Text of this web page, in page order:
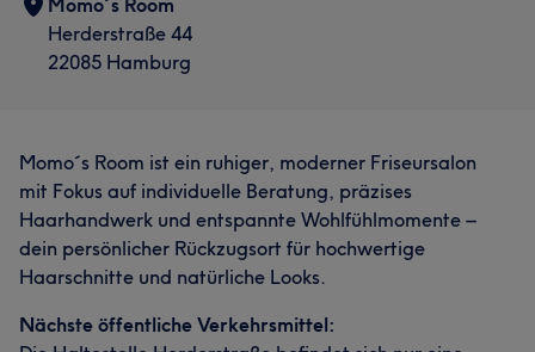
Momo´s Room
Herderstraße 44
22085 Hamburg
Momo´s Room ist ein ruhiger, moderner Friseursalon
mit Fokus auf individuelle Beratung, präzises
Haarhandwerk und entspannte Wohlfühlmomente –
dein persönlicher Rückzugsort für hochwertige
Haarschnitte und natürliche Looks.
Nächste öffentliche Verkehrsmittel: